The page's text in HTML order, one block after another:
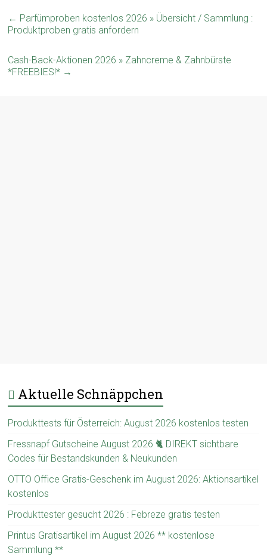
← Parfümproben kostenlos 2026 » Übersicht / Sammlung :
Produktproben gratis anfordern
Cash-Back-Aktionen 2026 » Zahncreme & Zahnbürste
*FREEBIES!* →
Aktuelle Schnäppchen
Produkttests für Österreich: August 2026 kostenlos testen
Fressnapf Gutscheine August 2026 🐈 DIREKT sichtbare
Codes für Bestandskunden & Neukunden
OTTO Office Gratis-Geschenk im August 2026: Aktionsartikel
kostenlos
Produkttester gesucht 2026 : Febreze gratis testen
Printus Gratisartikel im August 2026 ** kostenlose
Sammlung **